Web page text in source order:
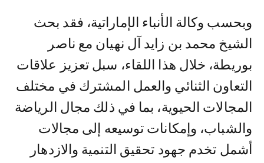
وبحسب وكالة الأنباء الإماراتية، فقد بحث
الشيخ محمد بن زايد آل نهيان مع ناصر
بوريطة، خلال هذا اللقاء، سبل تعزيز علاقات
التعاون الثنائي والعمل المشترك في مختلف
المجالات الحيوية، بما في ذلك مجال الرياضة
والشباب، وإمكانات توسيعه إلى مجالات
أشمل تخدم جهود تحقيق التنمية والازدهار